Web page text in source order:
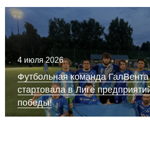
4 июля 2026
Футбольная команда ГалВента
стартовала в Лиге
победы!